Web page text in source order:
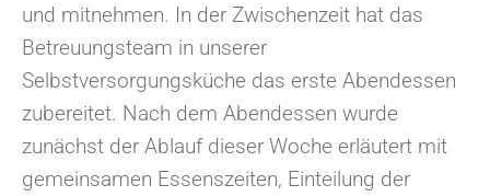
und mitnehmen. In der Zwischenzeit hat das
Betreuungsteam in unserer
Selbstversorgungsküche das erste Abendessen
zubereitet. Nach dem Abendessen wurde
zunächst der Ablauf dieser Woche erläutert mit
gemeinsamen Essenszeiten, Einteilung der